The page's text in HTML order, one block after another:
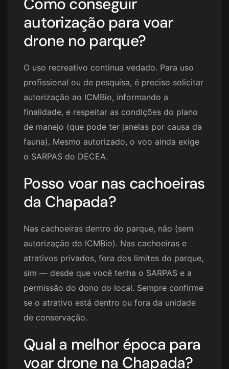
autorização para voar
drone no parque?
O uso recreativo continua vedado. Para uso
profissional ou de pesquisa, é preciso solicitar
autorização ao ICMBio, informando a
finalidade, e respeitar as condições do plano
de manejo (que pode ter janelas por causa da
fauna). Mesmo autorizado, o voo ainda exige
o SARPAS do DECEA.
Posso voar nas cachoeiras
da Chapada?
Nas cachoeiras dentro do parque, não (sem
autorização do ICMBio). Nas cachoeiras e
atrativos privados, fora dos limites do parque,
sim — desde que você tenha o SARPAS e a
permissão do dono do local. Sempre confirme
se o atrativo está dentro ou fora da unidade
de conservação.
Qual a melhor época para
voar drone na Chapada?